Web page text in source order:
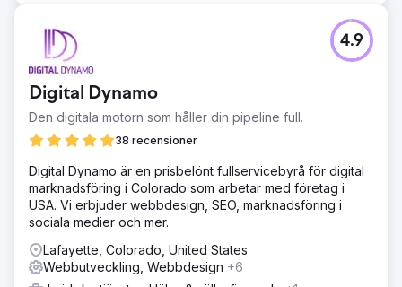
Digital Dynamo
Den digitala motorn som håller din pipeline full.
38 recensioner
4.9
Digital Dynamo är en prisbelönt fullservicebyrå för digital
marknadsföring i Colorado som arbetar med företag i
USA. Vi erbjuder webbdesign, SEO, marknadsföring i
sociala medier och mer.
Lafayette, Colorado, United States
Webbutveckling, Webbdesign +6